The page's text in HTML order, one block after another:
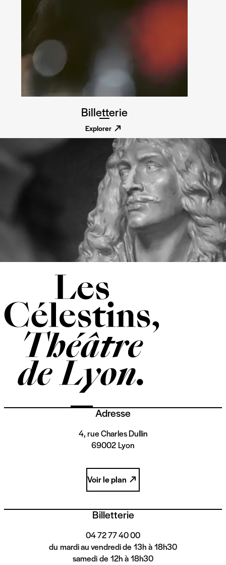
Billetterie
Explorer
Adresse
4, rue Charles Dullin
69002 Lyon
Voir le plan
Billetterie
04 72 77 40 00
du mardi au vendredi de 13h à 18h30
samedi de 12h à 18h30